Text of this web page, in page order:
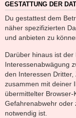
GESTATTUNG DER
Du gestattest dem
näher spezifizierten
und anbieten zu
Darüber hinaus ist
Interessenabwägung
den Interessen
zusammen mit deiner
übermittelter
Gefahrenabwehr oder
notwendig ist.